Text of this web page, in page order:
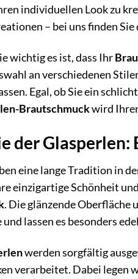
individuellen Look zu
– bei uns finden Sie
wichtig es ist, dass Ihr
an verschiedenen
Egal, ob Sie ein
Brautschmuckwird
der
eine lange Tradition in
einzigartige Schönheit
. Die glänzende Oberfläche
lassen es besonders
werden sorgfältig
verarbeitet. Dabei legen